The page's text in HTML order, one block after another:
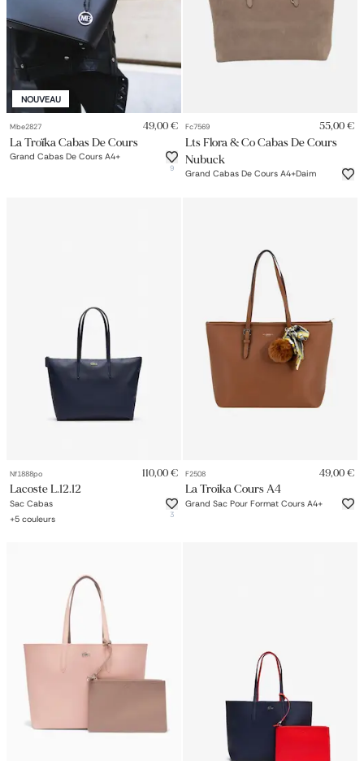
Porte monnaie
Bagagerie
Bagages
Accessoires
Sac de voyage
Nos conseils
Nos chaussettes
Collection : Les sacs de cours
NOUVEAU
Mbe2827 49,00 €
La Troïka Cabas De Cours
Grand Cabas De Cours A4+
9
Fc7569 55,00 €
Lts Flora & Co Cabas De Cours
Nubuck
Grand Cabas De Cours A4+daim
Nf1888po 110,00 €
Lacoste L.12.12
Sac Cabas
3
+5 couleurs
F2508 49,00 €
La Troika Cours A4
Grand Sac Pour Format Cours A4+